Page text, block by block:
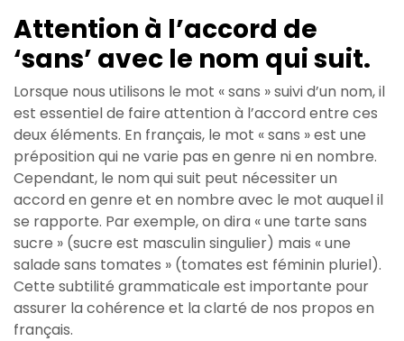
Attention à l’accord de
‘sans’ avec le nom qui suit.
Lorsque nous utilisons le mot « sans » suivi d’un nom, il
est essentiel de faire attention à l’accord entre ces
deux éléments. En français, le mot « sans » est une
préposition qui ne varie pas en genre ni en nombre.
Cependant, le nom qui suit peut nécessiter un
accord en genre et en nombre avec le mot auquel il
se rapporte. Par exemple, on dira « une tarte sans
sucre » (sucre est masculin singulier) mais « une
salade sans tomates » (tomates est féminin pluriel).
Cette subtilité grammaticale est importante pour
assurer la cohérence et la clarté de nos propos en
français.